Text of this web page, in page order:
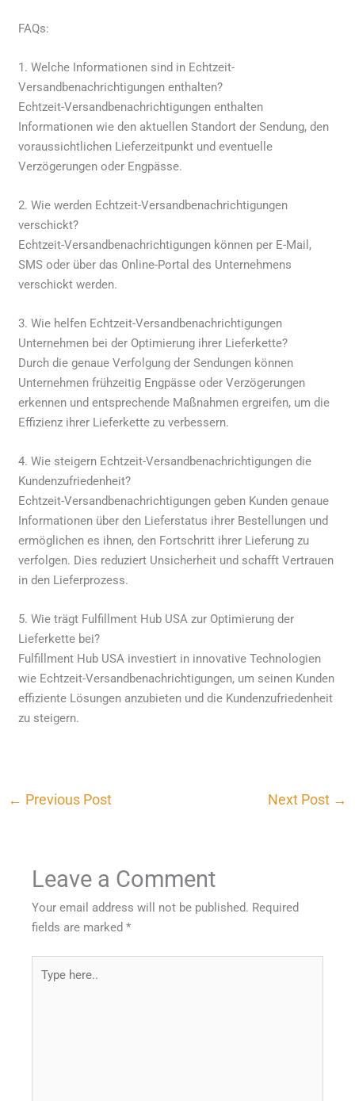
FAQs:
1. Welche Informationen sind in Echtzeit-
Versandbenachrichtigungen enthalten?
Echtzeit-Versandbenachrichtigungen enthalten
Informationen wie den aktuellen Standort der Sendung, den
voraussichtlichen Lieferzeitpunkt und eventuelle
Verzögerungen oder Engpässe.
2. Wie werden Echtzeit-Versandbenachrichtigungen
verschickt?
Echtzeit-Versandbenachrichtigungen können per E-Mail,
SMS oder über das Online-Portal des Unternehmens
verschickt werden.
3. Wie helfen Echtzeit-Versandbenachrichtigungen
Unternehmen bei der Optimierung ihrer Lieferkette?
Durch die genaue Verfolgung der Sendungen können
Unternehmen frühzeitig Engpässe oder Verzögerungen
erkennen und entsprechende Maßnahmen ergreifen, um die
Effizienz ihrer Lieferkette zu verbessern.
4. Wie steigern Echtzeit-Versandbenachrichtigungen die
Kundenzufriedenheit?
Echtzeit-Versandbenachrichtigungen geben Kunden genaue
Informationen über den Lieferstatus ihrer Bestellungen und
ermöglichen es ihnen, den Fortschritt ihrer Lieferung zu
verfolgen. Dies reduziert Unsicherheit und schafft Vertrauen
in den Lieferprozess.
5. Wie trägt Fulfillment Hub USA zur Optimierung der
Lieferkette bei?
Fulfillment Hub USA investiert in innovative Technologien
wie Echtzeit-Versandbenachrichtigungen, um seinen Kunden
effiziente Lösungen anzubieten und die Kundenzufriedenheit
zu steigern.
← Previous Post Next Post →
Leave a Comment
Your email address will not be published. Required
fields are marked*
here..